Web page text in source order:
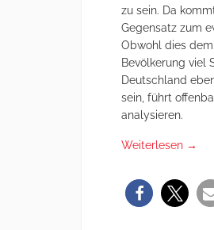
zu sein. Da
Gegensatz zum
Obwohl dies
Bevölkerung viel
Deutschland
sein, führt
analysieren.
Weiterlesen →